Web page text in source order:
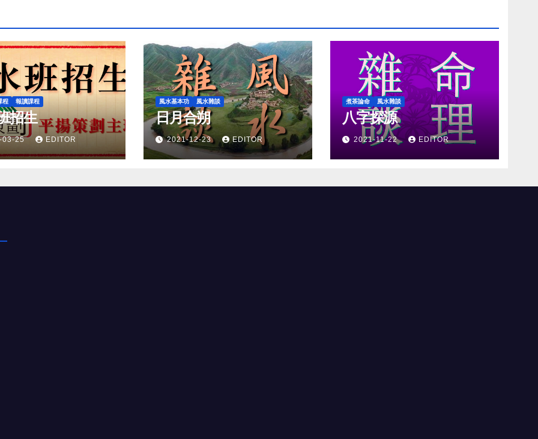
程 報讀課程
招生
03-25 EDITOR
風水基本功 風水雜談
日月合朔
2021-12-23 EDITOR
煮茶論命 風水雜談
八字探源
2021-11-22 EDITOR